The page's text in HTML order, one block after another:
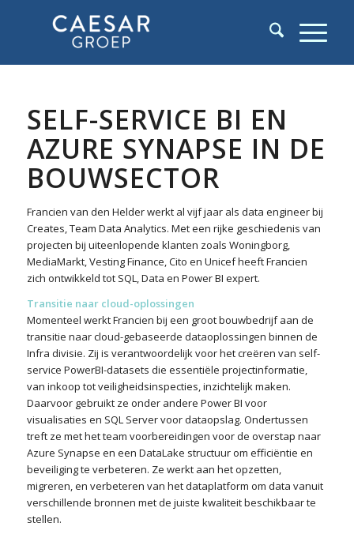
SELF-SERVICE BI EN
AZURE SYNAPSE IN DE
BOUWSECTOR
Francien van den Helder werkt al vijf jaar als data engineer bij
Creates, Team Data Analytics. Met een rijke geschiedenis van
projecten bij uiteenlopende klanten zoals Woningborg,
MediaMarkt, Vesting Finance, Cito en Unicef heeft Francien
zich ontwikkeld tot SQL, Data en Power BI expert.
Transitie naar cloud-oplossingen
Momenteel werkt Francien bij een groot bouwbedrijf aan de
transitie naar cloud-gebaseerde dataoplossingen binnen de
Infra divisie. Zij is verantwoordelijk voor het creëren van self-
service PowerBI-datasets die essentiële projectinformatie,
van inkoop tot veiligheidsinspecties, inzichtelijk maken.
Daarvoor gebruikt ze onder andere Power BI voor
visualisaties en SQL Server voor dataopslag. Ondertussen
treft ze met het team voorbereidingen voor de overstap naar
Azure Synapse en een DataLake structuur om efficiëntie en
beveiliging te verbeteren. Ze werkt aan het opzetten,
migreren, en verbeteren van het dataplatform om data vanuit
verschillende bronnen met de juiste kwaliteit beschikbaar te
stellen.